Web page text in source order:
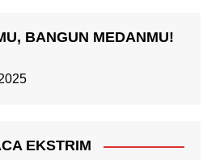
BANGUN MEDANMU!
EKSTRIM